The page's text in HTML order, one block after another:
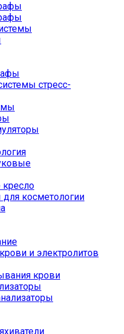
стресс-
кресло
косметологии
и электролитов
крови